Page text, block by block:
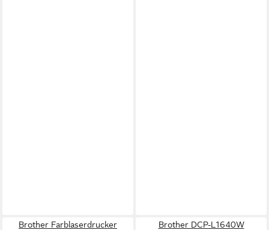
Brother Farblaserdrucker
Brother DCP-L1640W